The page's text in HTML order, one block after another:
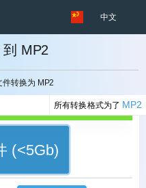
中文
MP2
件转换为 MP2
所有转换格式为了 MP2
(<5Gb)